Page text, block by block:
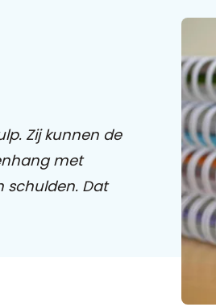
Zij kunnen de
met
schulden. Dat